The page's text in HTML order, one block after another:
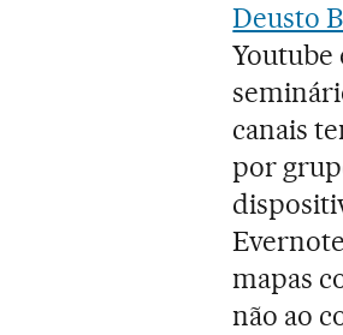
Deusto
Youtube
canais
por
mapas
não ao